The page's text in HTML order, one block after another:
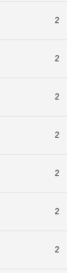
2
2
2
2
2
2
2